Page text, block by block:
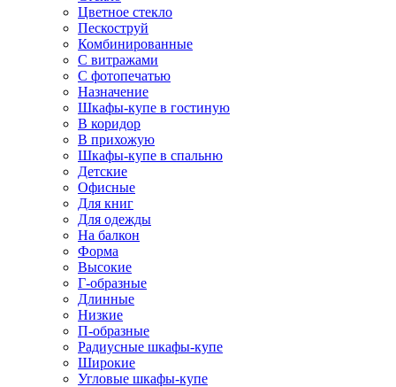
Цветное стекло
Пескоструй
Комбинированные
С витражами
С фотопечатью
Назначение
Шкафы-купе в гостиную
В коридор
В прихожую
Шкафы-купе в спальню
Детские
Офисные
Для книг
Для одежды
На балкон
Форма
Высокие
Г-образные
Длинные
Низкие
П-образные
Радиусные шкафы-купе
Широкие
Угловые шкафы-купе